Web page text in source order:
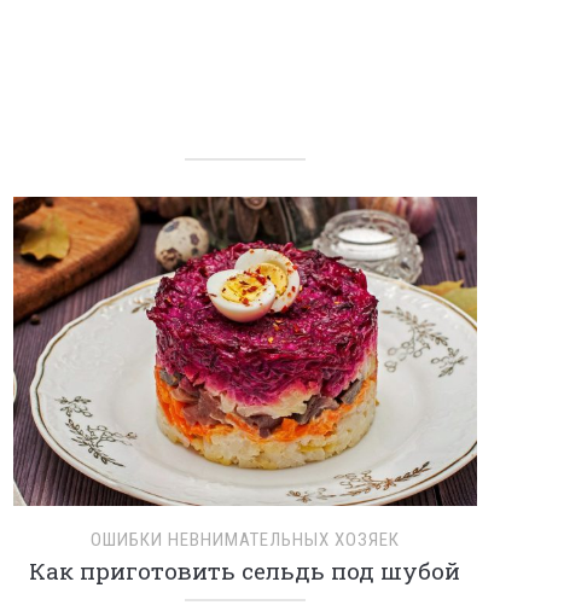
ОШИБКИ НЕВНИМАТЕЛЬНЫХ ХОЗЯЕК
Как приготовить сельдь под шубой